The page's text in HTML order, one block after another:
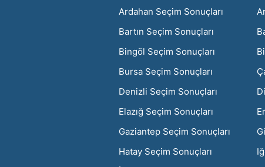
Ardahan Seçim Sonuçları
Bartın Seçim Sonuçları
Bingöl Seçim Sonuçları
Bursa Seçim Sonuçları
Denizli Seçim Sonuçları
Elazığ Seçim Sonuçları
Gaziantep Seçim Sonuçları
Hatay Seçim Sonuçları